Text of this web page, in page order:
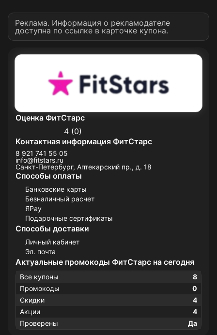
Оценка ФитСтарс
4 (0)
Контактная информация ФитСтарс
8 921 741 55 05
info@fitstars.ru
Санкт-Петербург, Аптекарский пр., д. 18
Способы оплаты
Банковские карты
Безналичный расчет
ЯPay
Подарочные сертификаты
Способы доставки
Личный кабинет
Эл. почта
Актуальные промокоды ФитСтарс на сегодня
Все купоны
8
Промокоды
0
Скидки
4
Акции
4
Проверены
Да
Реклама. Информация о рекламодателе
доступна по ссылке в карточке купона.